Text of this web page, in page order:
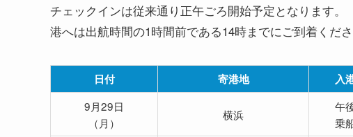
チェックインは従来通り正午ごろ開始予定となります。
港へは出航時間の1時間前である14時までにご到着くださ
日付 寄港地 入
9月29日
（月）
横浜
午
乗